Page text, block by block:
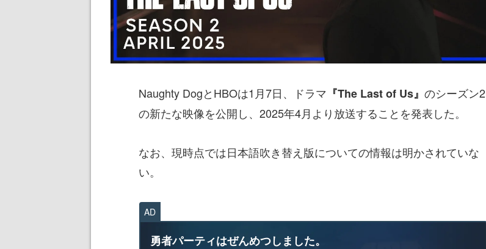
Naughty DogとHBOは1月7日、ドラマ 『The Last of Us』 のシーズン2
の新たな映像を公開し、2025年4月より放送することを発表した。
なお、現時点では日本語吹き替え版についての情報は明かされていな
い。
AD
勇者パーティはぜんめつしました。